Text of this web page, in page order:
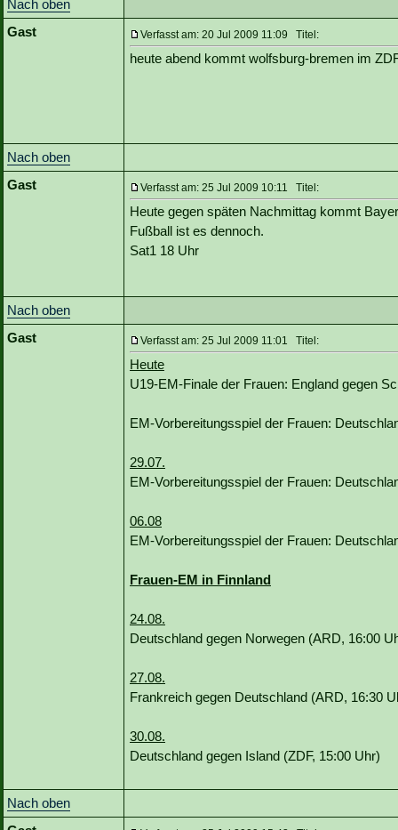
Nach oben
Gast
Verfasst am: 20 Jul 2009 11:09 Titel:
heute abend kommt wolfsburg-bremen im
Nach oben
Gast
Verfasst am: 25 Jul 2009 10:11 Titel:
Heute gegen späten Nachmittag kommt
Fußball ist es dennoch.
Sat1 18 Uhr
Nach oben
Gast
Verfasst am: 25 Jul 2009 11:01 Titel:
Heute
U19-EM-Finale der Frauen: England gegen
EM-Vorbereitungsspiel der Frauen:
29.07.
EM-Vorbereitungsspiel der Frauen:
06.08
EM-Vorbereitungsspiel der Frauen:
Frauen-EM in Finnland
24.08.
Deutschland gegen Norwegen (ARD, 16:00
27.08.
Frankreich gegen Deutschland (ARD, 16:30
30.08.
Deutschland gegen Island (ZDF, 15:00 Uhr)
Nach oben